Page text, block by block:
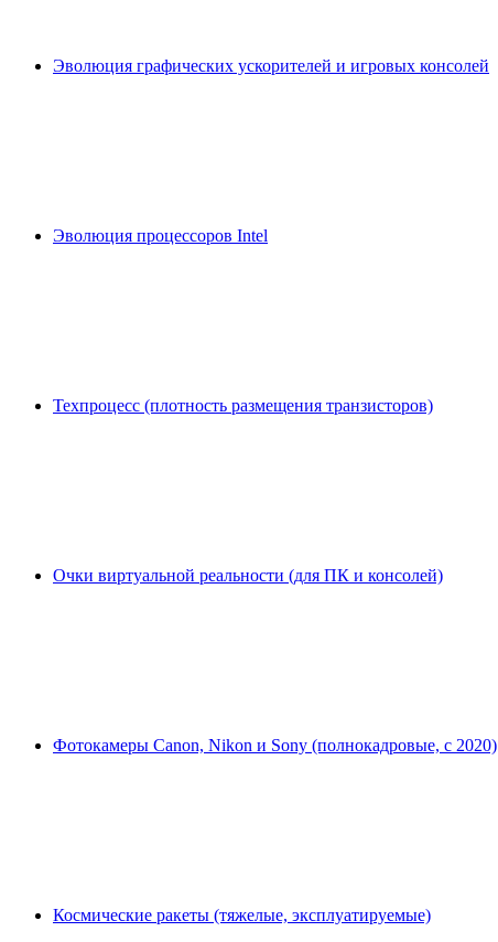
Эволюция графических ускорителей и игровых консолей
Эволюция процессоров Intel
Техпроцесс (плотность размещения транзисторов)
Очки виртуальной реальности (для ПК и консолей)
Фотокамеры Canon, Nikon и Sony (полнокадровые, с 2020)
Космические ракеты (тяжелые, эксплуатируемые)